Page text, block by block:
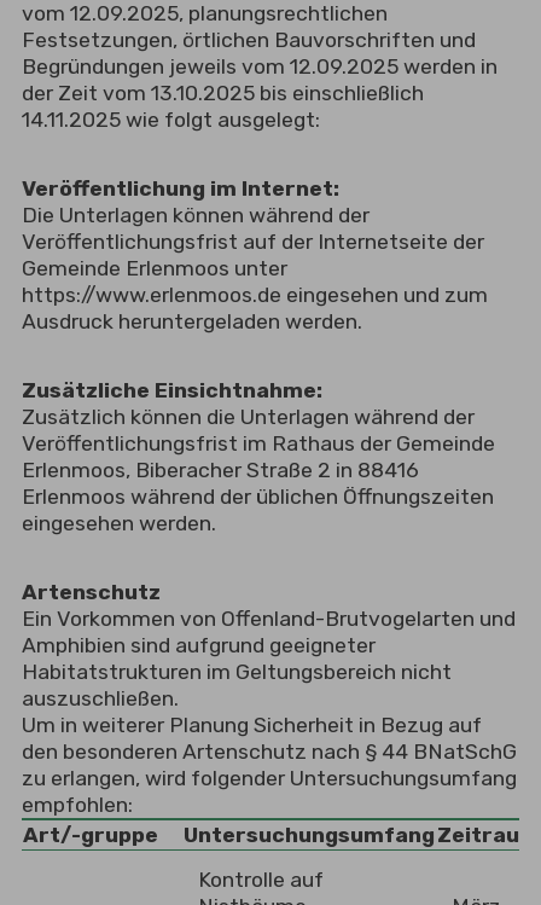
vom 12.09.2025, planungsrechtlichen
Festsetzungen, örtlichen Bauvorschriften und
Begründungen jeweils vom 12.09.2025 werden in
der Zeit vom 13.10.2025 bis einschließlich
14.11.2025 wie folgt ausgelegt:
Veröffentlichung im Internet:
Die Unterlagen können während der
Veröffentlichungsfrist auf der Internetseite der
Gemeinde Erlenmoos unter
https://www.erlenmoos.de eingesehen und zum
Ausdruck heruntergeladen werden.
Zusätzliche Einsichtnahme:
Zusätzlich können die Unterlagen während der
Veröffentlichungsfrist im Rathaus der Gemeinde
Erlenmoos, Biberacher Straße 2 in 88416
Erlenmoos während der üblichen Öffnungszeiten
eingesehen werden.
Artenschutz
Ein Vorkommen von Offenland-Brutvogelarten und
Amphibien sind aufgrund geeigneter
Habitatstrukturen im Geltungsbereich nicht
auszuschließen.
Um in weiterer Planung Sicherheit in Bezug auf
den besonderen Artenschutz nach § 44 BNatSchG
zu erlangen, wird folgender Untersuchungsumfang
empfohlen:
Art/-gruppe
Untersuchungsumfang Zeitraum
Kontrolle auf